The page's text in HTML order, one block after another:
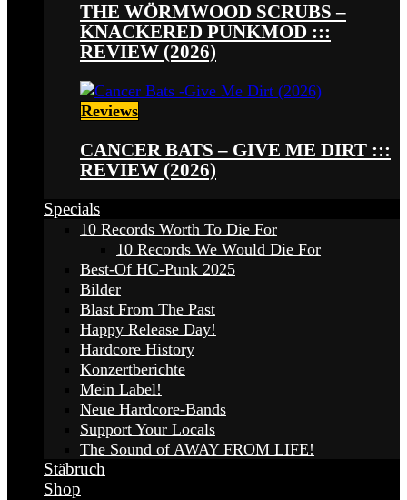
THE WÖRMWOOD SCRUBS –
KNACKERED PUNKMOD :::
REVIEW (2026)
Reviews
CANCER BATS – GIVE ME DIRT :::
REVIEW (2026)
Specials
10 Records Worth To Die For
10 Records We Would Die For
Best-Of HC-Punk 2025
Bilder
Blast From The Past
Happy Release Day!
Hardcore History
Konzertberichte
Mein Label!
Neue Hardcore-Bands
Support Your Locals
The Sound of AWAY FROM LIFE!
Stäbruch
Shop